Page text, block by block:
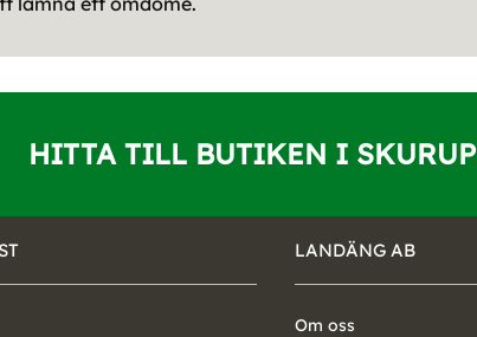
HITTA TILL BUTIKEN I SKURUP
LANDÄNG AB
Om oss